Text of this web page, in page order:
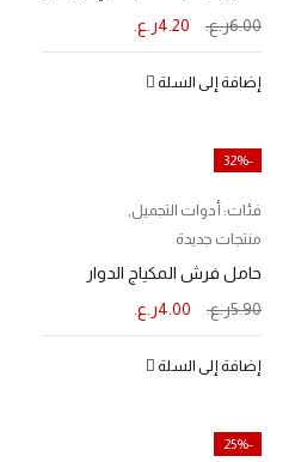
6.00ر.ع. 4.20ر.ع.
إضافة إلى السلة
-32%
فئات: أدوات التجميل,
منتجات جديدة
حامل فرش المكياج الدوار
5.90ر.ع. 4.00ر.ع.
إضافة إلى السلة
-25%